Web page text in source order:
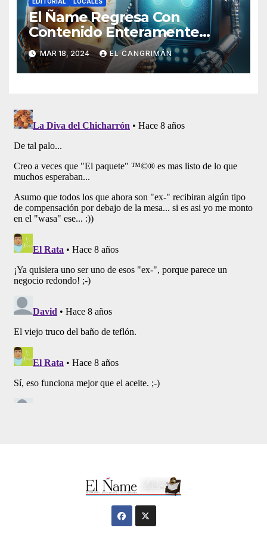
El Ñame Regresa Con
Contenido Enteramente
Generado Por Inteligencia
Artificial
MAR 18, 2024 EL CANGRIMÁN